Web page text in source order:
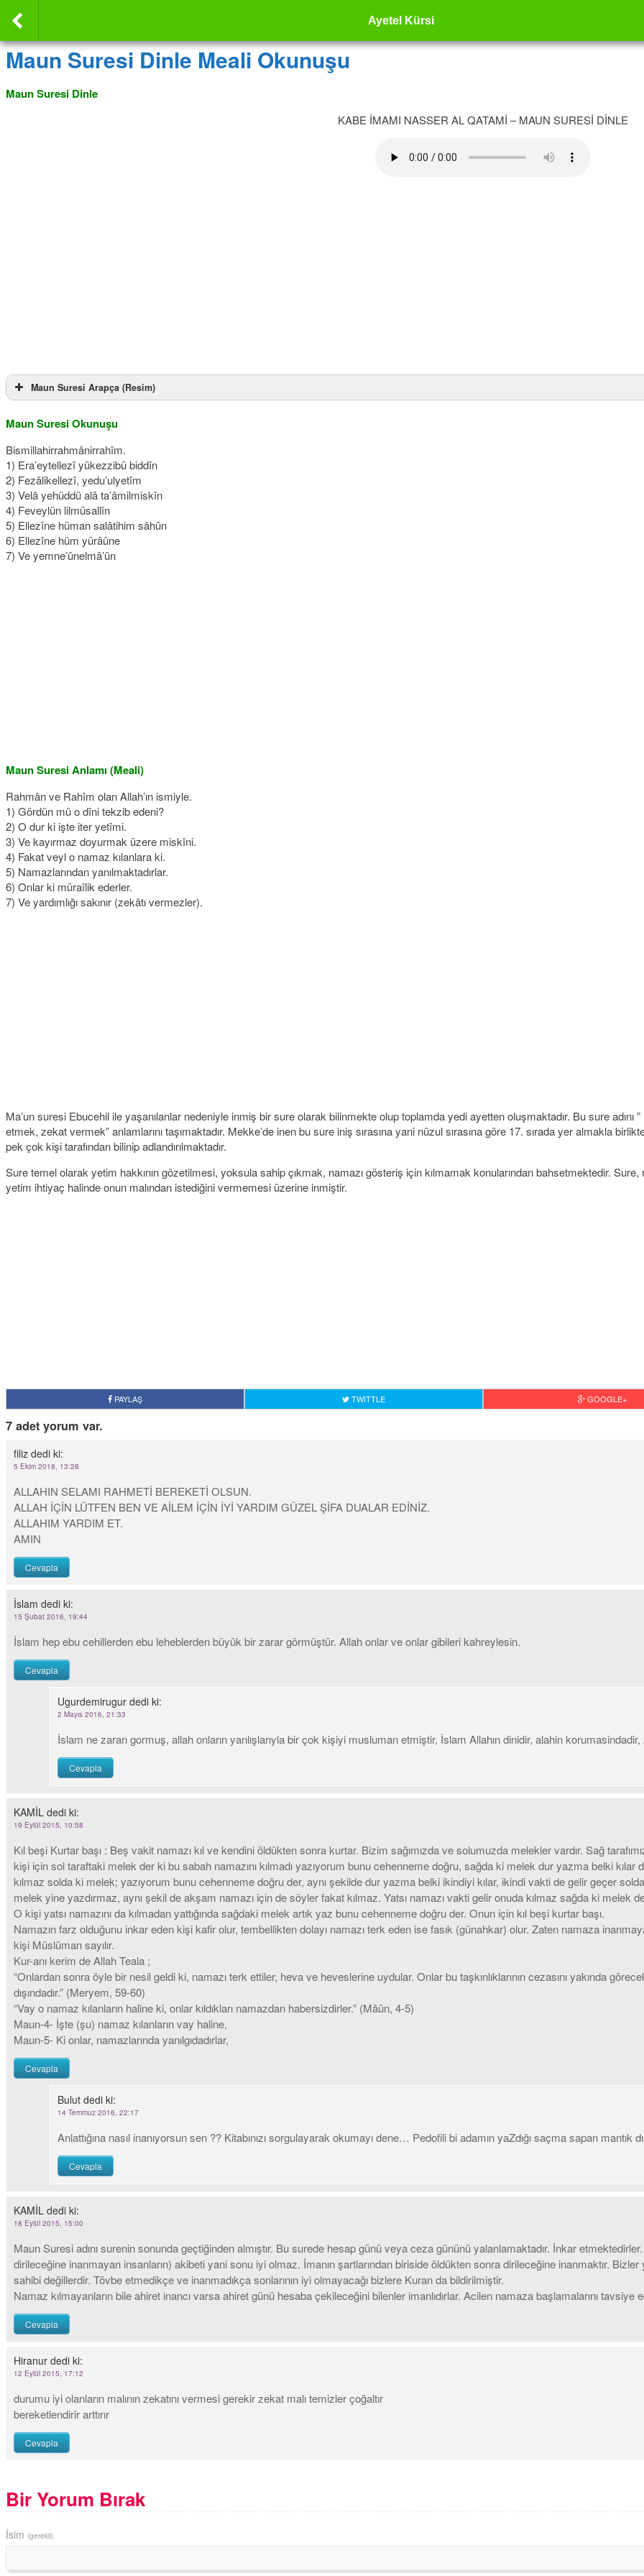
Ayetel Kürsi
Maun Suresi Dinle Meali Okunuşu
Maun Suresi Dinle
KABE İMAMI NASSER AL QATAMİ – MAUN SURESİ DİNLE
Maun Suresi Arapça (Resim)
Maun Suresi Okunuşu
Bismillahirrahmânirrahîm.
1) Era’eytellezî yükezzibü biddîn
2) Fezâlikellezî, yedu’ulyetîm
3) Velâ yehüddü alâ ta’âmilmiskîn
4) Feveylün lilmüsallîn
5) Ellezîne hüman salâtihim sâhûn
6) Ellezîne hüm yürâûne
7) Ve yemne’ûnelmâ’ûn
Maun Suresi Anlamı (Meali)
Rahmân ve Rahîm olan Allah’ın ismiyle.
1) Gördün mü o dîni tekzib edeni?
2) O dur ki işte iter yetîmi.
3) Ve kayırmaz doyurmak üzere miskîni.
4) Fakat veyl o namaz kılanlara ki.
5) Namazlarından yanılmaktadırlar.
6) Onlar ki müraîlik ederler.
7) Ve yardımlığı sakınır (zekâtı vermezler).
Ma’un suresi Ebucehil ile yaşanılanlar nedeniyle inmiş bir sure olarak bilinmekte olup toplamda yedi ayetten oluşmaktadır. Bu sure adını
etmek, zekat vermek” anlamlarını taşımaktadır. Mekke’de inen bu sure iniş sırasına yani nüzul sırasına göre 17. sırada yer almakla
pek çok kişi tarafından bilinip adlandırılmaktadır.
Sure temel olarak yetim hakkının gözetilmesi, yoksula sahip çıkmak, namazı gösteriş için kılmamak konularından bahsetmektedir.
yetim ihtiyaç halinde onun malından istediğini vermemesi üzerine inmiştir.
PAYLAŞ TWITTLE GOOGLE+
7 adet yorum var.
filiz dedi ki:
5 Ekim 2018, 13:28
ALLAHIN SELAMI RAHMETİ BEREKETİ OLSUN.
ALLAH İÇİN LÜTFEN BEN VE AİLEM İÇİN İYİ YARDIM GÜZEL ŞİFA DUALAR EDİNİZ.
ALLAHIM YARDIM ET.
AMIN
Cevapla
İslam dedi ki:
15 Şubat 2016, 19:44
İslam hep ebu cehillerden ebu leheblerden büyük bir zarar görmüştür. Allah onlar ve onlar gibileri kahreylesin.
Cevapla
Ugurdemirugur dedi ki:
2 Mayıs 2016, 21:33
İslam ne zararı gormuş, allah onların yanlışlarıyla bir çok kişiyi musluman etmiştir, İslam Allahın dinidir, alahin
Cevapla
KAMİL dedi ki:
19 Eylül 2015, 10:58
Kıl beşi Kurtar başı : Beş vakit namazı kıl ve kendini öldükten sonra kurtar. Bizim sağımızda ve solumuzda melekler vardır. Sağ
kişi için sol taraftaki melek der ki bu sabah namazını kılmadı yazıyorum bunu cehenneme doğru, sağda ki melek dur yazma belki
kılmaz solda ki melek; yazıyorum bunu cehenneme doğru der, aynı şekilde dur yazma belki ikindiyi kılar, ikindi vakti de gelir geçer
melek yine yazdırmaz, aynı şekil de akşam namazı için de söyler fakat kılmaz. Yatsı namazı vakti gelir onuda kılmaz sağda ki melek
O kişi yatsı namazını da kılmadan yattığında sağdaki melek artık yaz bunu cehenneme doğru der. Onun için kıl beşi kurtar başı.
Namazın farz olduğunu inkar eden kişi kafir olur, tembellikten dolayı namazı terk eden ise fasık (günahkar) olur. Zaten namaza
kişi Müslüman sayılır.
Kur-anı kerim de Allah Teala ;
“Onlardan sonra öyle bir nesil geldi ki, namazı terk ettiler, heva ve heveslerine uydular. Onlar bu taşkınlıklarının cezasını yakında
dışındadır.” (Meryem, 59-60)
“Vay o namaz kılanların haline ki, onlar kıldıkları namazdan habersizdirler.” (Mâûn, 4-5)
Maun-4- İşte (şu) namaz kılanların vay haline,
Maun-5- Ki onlar, namazlarında yanılgıdadırlar,
Cevapla
Bulut dedi ki:
14 Temmuz 2016, 22:17
Anlattığına nasıl inanıyorsun sen ?? Kitabınızı sorgulayarak okumayı dene… Pedofili bi adamın yaZdığı saçma sapan mantık
Cevapla
KAMİL dedi ki:
18 Eylül 2015, 15:00
Maun Suresi adını surenin sonunda geçtiğinden almıştır. Bu surede hesap günü veya ceza gününü yalanlamaktadır. İnkar
dirileceğine inanmayan insanların) akibeti yani sonu iyi olmaz. İmanın şartlarından biriside öldükten sonra dirileceğine inanmaktır.
sahibi değillerdir. Tövbe etmedikçe ve inanmadıkça sonlarının iyi olmayacağı bizlere Kuran da bildirilmiştir.
Namaz kılmayanların bile ahiret inancı varsa ahiret günü hesaba çekileceğini bilenler imanlıdırlar. Acilen namaza başlamalarını tavsiye
Cevapla
Hiranur dedi ki:
12 Eylül 2015, 17:12
durumu iyi olanların malının zekatını vermesi gerekir zekat malı temizler çoğaltır
bereketlendirir arttırır
Cevapla
Bir Yorum Bırak
İsim (gerekli)